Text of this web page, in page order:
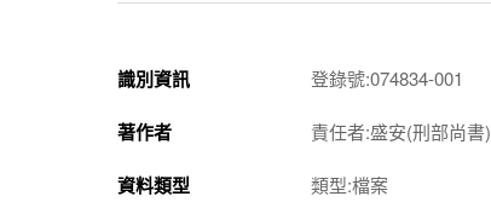
識別資訊 登錄號:074834-001
著作者 責任者:盛安(刑部尚書)
資料類型 類型:檔案